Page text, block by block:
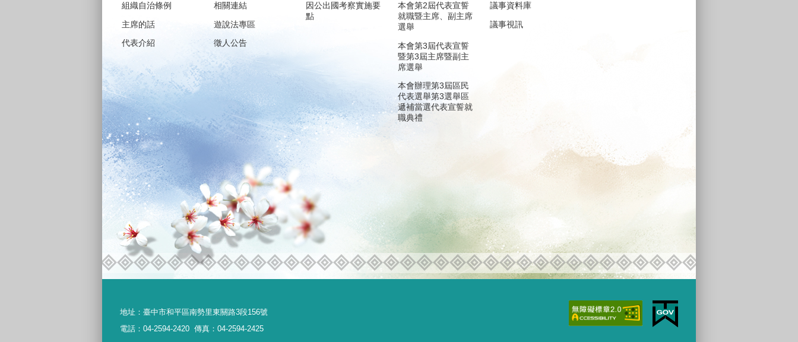
組織自治條例
主席的話
代表介紹
相關連結
遊說法專區
徵人公告
因公出國考察實施要
點
本會第2屆代表宣誓
就職暨主席、副主席
選舉
本會第3屆代表宣誓
暨第3屆主席暨副主
席選舉
本會辦理第3屆區民
代表選舉第3選舉區
遞補當選代表宣誓就
職典禮
議事資料庫
議事視訊
地址： 臺中市和平區南勢里東關路3段156號
電話：04-2594-2420 傳真：04-2594-2425